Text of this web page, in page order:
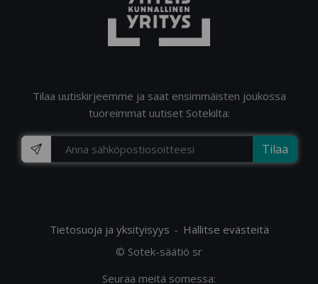
Tilaa uutiskirjeemme ja saat ensimmäisten joukossa
tuoreimmat uutiset Sotekilta:
Tilaa
Tietosuoja ja yksityisyys
Hallitse evästeitä
© Sotek-säätiö sr
Seuraa meitä somessa: